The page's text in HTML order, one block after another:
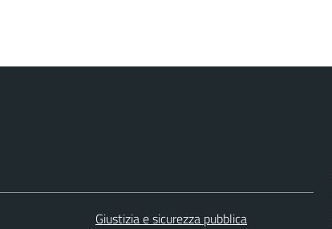
Giustizia e sicurezza pubblica